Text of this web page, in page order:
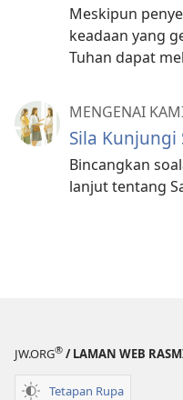
Meskipun
keadaan yang
Tuhan dapat
MENGENAI
Sila Kunjungi
Bincangkan
lanjut tentang
JW.ORG® / LAMAN WEB
Tetapan Rupa